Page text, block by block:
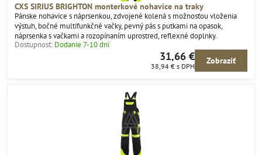
CXS SIRIUS BRIGHTON monterkové nohavice na traky
Pánske nohavice s náprsenkou, zdvojené kolená s možnosťou vloženia
výstuh, bočné multifunkčné vačky, pevný pás s putkami na opasok,
náprsenka s vačkami a rozopínaním uprostred, reflexné doplnky.
Dostupnosť: Dodanie 7-10 dní
31,66 €
38,94 € s DPH
Zobraziť